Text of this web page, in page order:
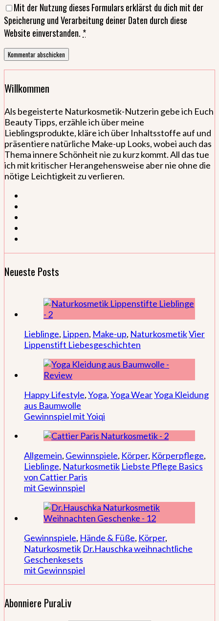
Mit der Nutzung dieses Formulars erklärst du dich mit der
Speicherung und Verarbeitung deiner Daten durch diese
Website einverstanden. *
Willkommen
Als begeisterte Naturkosmetik-Nutzerin gebe ich Euch
Beauty Tipps, erzähle ich über meine
Lieblingsprodukte, kläre ich über Inhaltsstoffe auf und
präsentiere natürliche Make-up Looks, wobei auch das
Thema innere Schönheit nie zu kurz kommt. All das tue
ich mit kritischer Herangehensweise aber nie ohne die
nötige Leichtigkeit zu verlieren.
Neueste Posts
Lieblinge, Lippen, Make-up, NaturkosmetikVier
Lippenstift Liebesgeschichten
Happy Lifestyle,Yoga,Yoga WearYoga Kleidung
aus Baumwolle
Gewinnspiel mit Yoiqi
Allgemein, Gewinnspiele, Körper, Körperpflege,
Lieblinge, Naturkosmetik Liebste Pflege Basics
von Cattier Paris
mit Gewinnspiel
Gewinnspiele, Hände & Füße, Körper,
Naturkosmetik Dr.Hauschka weihnachtliche
Geschenkesets
mit Gewinnspiel
Abonniere PuraLiv